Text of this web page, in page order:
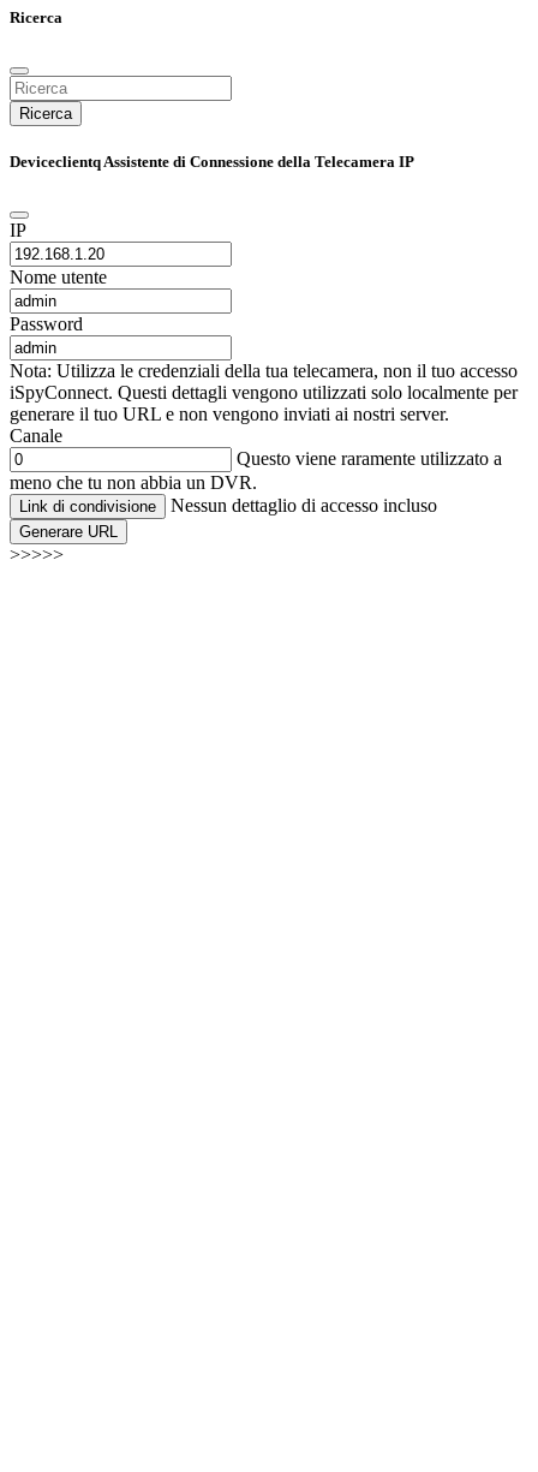
Ricerca
Ricerca
Deviceclientq Assistente di Connessione della Telecamera IP
IP
Nome utente
Password
Nota: Utilizza le credenziali della tua telecamera, non il tuo accesso
iSpyConnect. Questi dettagli vengono utilizzati solo localmente per
generare il tuo URL e non vengono inviati ai nostri server.
Canale
Questo viene raramente utilizzato a
meno che tu non abbia un DVR.
Link di condivisione Nessun dettaglio di accesso incluso
Generare URL
>>>>>